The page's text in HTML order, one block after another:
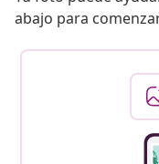
abajo para